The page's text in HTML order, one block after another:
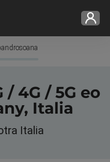
4G / 5G eo
Italia
Italia